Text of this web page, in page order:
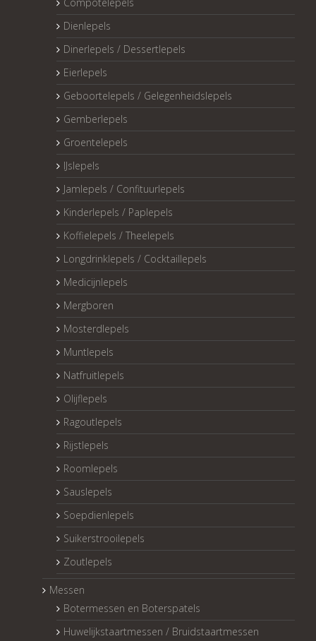
Compotelepels
Dienlepels
Dinerlepels / Dessertlepels
Eierlepels
Geboortelepels / Gelegenheidslepels
Gemberlepels
Groentelepels
IJslepels
Jamlepels / Confituurlepels
Kinderlepels / Paplepels
Koffielepels / Theelepels
Longdrinklepels / Cocktaillepels
Medicijnlepels
Mergboren
Mosterdlepels
Muntlepels
Natfruitlepels
Olijflepels
Ragoutlepels
Rijstlepels
Roomlepels
Sauslepels
Soepdienlepels
Suikerstrooilepels
Zoutlepels
Messen
Botermessen en Boterspatels
Huwelijkstaartmessen / Bruidstaartmessen